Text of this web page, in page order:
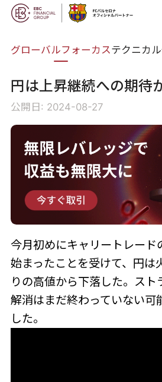
グローバルフォーカステクニカ
円は上昇継続への期待
公開日: 2024-08-27
今月初めにキャリートレード
始まったことを受けて、円は
りの高値から下落した。スト
解消はまだ終わっていない可
した。